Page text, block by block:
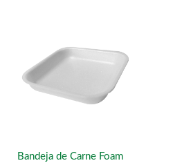
Bandeja de Carne Foam